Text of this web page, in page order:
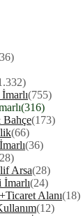
(755)
(316)
(173)
(66)
(36)
Arsa(28)
İmarlı(24)
Alanı(18)
(12)